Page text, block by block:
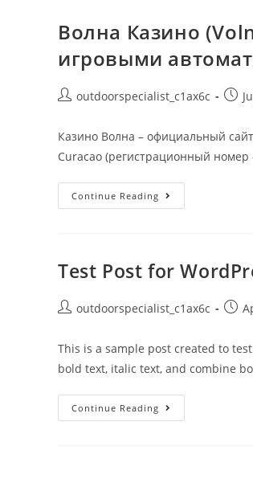
Волна Казино
игровыми
outdoorspecialist_c1ax6c
Казино Волна – официальный сайт
Curacao (регистрационный номер
Continue Reading
Test Post for
outdoorspecialist_c1ax6c
This is a sample post created to
bold text, italic text, and combine
Continue Reading